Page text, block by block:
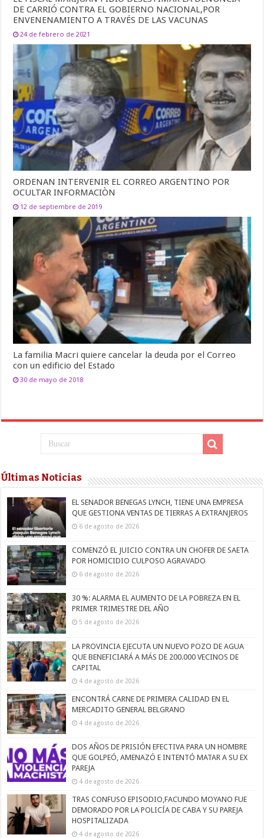
DE CARRIÓ CONTRA EL GOBIERNO NACIONAL,POR
ENVENENAMIENTO A TRAVÉS DE LAS VACUNAS
24 de febrero de 2021
ORDENAN INTERVENIR EL CORREO ARGENTINO POR
OCULTAR INFORMACIÒN
12 de septiembre de 2019
La familia Macri quiere cancelar la deuda por el Correo
con un edificio del Estado
30 de mayo de 2018
Últimas Noticias
EL SENADOR BENEGAS LYNCH, TIENE UNA EMPRESA
QUE GESTIONA VENTAS DE TIERRAS A EXTRANJEROS
6 de agosto de 2026
COMENZÓ EL JUICIO CONTRA UN CHOFER DE SAETA
POR HOMICIDIO CULPOSO AGRAVADO
6 de agosto de 2026
30 %: ALARMA EL AUMENTO DE LA POBREZA EN EL
PRIMER TRIMESTRE DEL AÑO
5 de agosto de 2026
LA PROVINCIA EJECUTA UN NUEVO POZO DE AGUA
QUE BENEFICIARÁ A MÁS DE 200.000 VECINOS DE
CAPITAL
4 de agosto de 2026
ENCONTRÁ CARNE DE PRIMERA CALIDAD EN EL
MERCADITO GENERAL BELGRANO
4 de agosto de 2026
DOS AÑOS DE PRISIÓN EFECTIVA PARA UN HOMBRE
QUE GOLPEÓ, AMENAZÓ E INTENTÓ MATAR A SU EX
PAREJA
4 de agosto de 2026
TRAS CONFUSO EPISODIO,FACUNDO MOYANO FUE
DEMORADO POR LA POLICÍA DE CABA Y SU PAREJA
HOSPITALIZADA
4 de agosto de 2026